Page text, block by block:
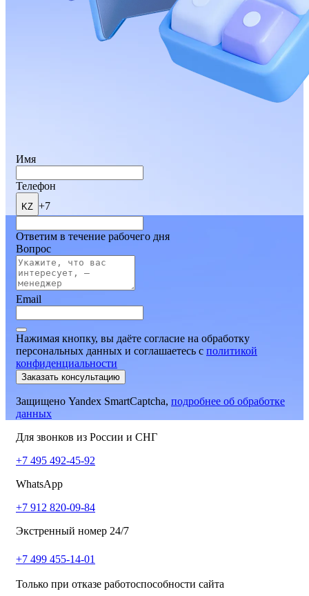
Имя
Телефон
KZ +7
Ответим в течение рабочего дня
Вопрос
Email
Нажимая кнопку, вы даёте согласие на обработку
персональных данных и соглашаетесь c политикой
конфиденциальности
Заказать консультацию
Защищено Yandex SmartCaptcha, подробнее об обработке
данных
Для звонков из России и СНГ
+7 495 492-45-92
WhatsApp
+7 912 820-09-84
Экстренный номер 24/7
+7 499 455-14-01
Только при отказе работоспособности сайта